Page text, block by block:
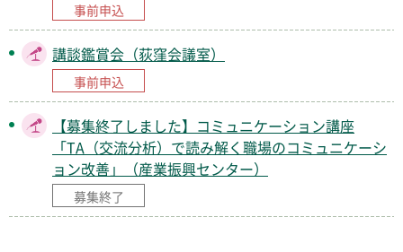
事前申込
講談鑑賞会（荻窪会議室）
事前申込
【募集終了しました】コミュニケーション講座
「TA（交流分析）で読み解く職場のコミュニケーシ
ョン改善」（産業振興センター）
募集終了